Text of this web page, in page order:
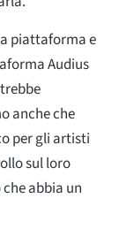
piattaforma e
Audius
anche che
per gli artisti
sul loro
abbia un